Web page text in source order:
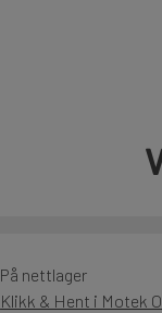
På nettlager
Klikk & Hent i Motek